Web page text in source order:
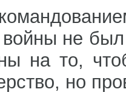
не
на то,
но